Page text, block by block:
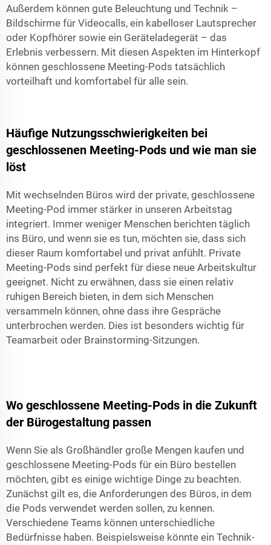
Außerdem können gute Beleuchtung und Technik –
Bildschirme für Videocalls, ein kabelloser Lautsprecher
oder Kopfhörer sowie ein Geräteladegerät – das
Erlebnis verbessern. Mit diesen Aspekten im Hinterkopf
können geschlossene Meeting-Pods tatsächlich
vorteilhaft und komfortabel für alle sein.
Häufige Nutzungsschwierigkeiten bei
geschlossenen Meeting-Pods und wie man sie
löst
Mit wechselnden Büros wird der private, geschlossene
Meeting-Pod immer stärker in unseren Arbeitstag
integriert. Immer weniger Menschen berichten täglich
ins Büro, und wenn sie es tun, möchten sie, dass sich
dieser Raum komfortabel und privat anfühlt. Private
Meeting-Pods sind perfekt für diese neue Arbeitskultur
geeignet. Nicht zu erwähnen, dass sie einen relativ
ruhigen Bereich bieten, in dem sich Menschen
versammeln können, ohne dass ihre Gespräche
unterbrochen werden. Dies ist besonders wichtig für
Teamarbeit oder Brainstorming-Sitzungen.
Wo geschlossene Meeting-Pods in die Zukunft
der Bürogestaltung passen
Wenn Sie als Großhändler große Mengen kaufen und
geschlossene Meeting-Pods für ein Büro bestellen
möchten, gibt es einige wichtige Dinge zu beachten.
Zunächst gilt es, die Anforderungen des Büros, in dem
die Pods verwendet werden sollen, zu kennen.
Verschiedene Teams können unterschiedliche
Bedürfnisse haben. Beispielsweise könnte ein Technik-